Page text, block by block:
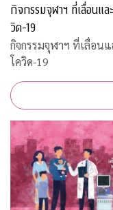
กิจกรรมจุฬาฯ ที่เลื่อนแ
วิด-19
กิจกรรมจุฬาฯ ที่เลื่อนแ
โควิด-19